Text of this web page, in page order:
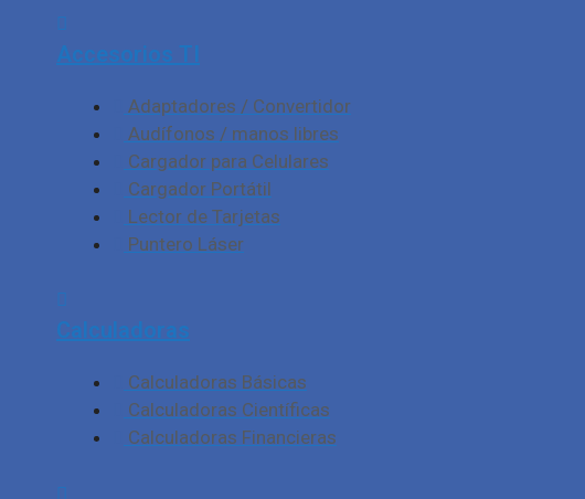
Accesorios TI
Adaptadores / Convertidor
Audífonos / manos libres
Cargador para Celulares
Cargador Portátil
Lector de Tarjetas
Puntero Láser
Calculadoras
Calculadoras Básicas
Calculadoras Científicas
Calculadoras Financieras